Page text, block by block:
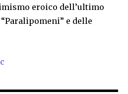
eroico dell’ultimo
e delle